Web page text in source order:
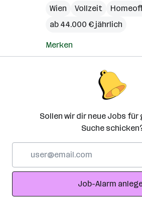
Wien
Vollzeit
ab 44.000 € jährlich
Merken
Sollen wir dir neue Jobs für
Suche
Adresse
Job-Alarm